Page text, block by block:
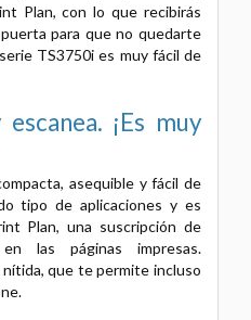
Plan, con lo que recibirás
para que no quedarte
TS3750i es muy fácil de
¡Es muy
asequible y fácil de
tipo de aplicaciones y es
Plan, una suscripción de
las páginas impresas.
que te permite incluso